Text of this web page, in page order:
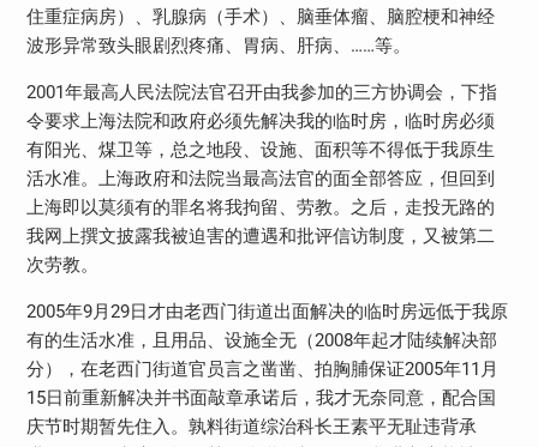
住重症病房）、乳腺病（手术）、脑垂体瘤、脑腔梗和神经
波形异常致头眼剧烈疼痛、胃病、肝病、……等。
2001年最高人民法院法官召开由我参加的三方协调会，下指
令要求上海法院和政府必须先解决我的临时房，临时房必须
有阳光、煤卫等，总之地段、设施、面积等不得低于我原生
活水准。上海政府和法院当最高法官的面全部答应，但回到
上海即以莫须有的罪名将我拘留、劳教。之后，走投无路的
我网上撰文披露我被迫害的遭遇和批评信访制度，又被第二
次劳教。
2005年9月29日才由老西门街道出面解决的临时房远低于我原
有的生活水准，且用品、设施全无（2008年起才陆续解决部
分），在老西门街道官员言之凿凿、拍胸脯保证2005年11月
15日前重新解决并书面敲章承诺后，我才无奈同意，配合国
庆节时期暂先住入。孰料街道综治科长王素平无耻违背承